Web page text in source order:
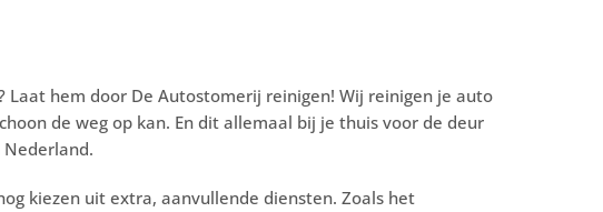
Laat hem door De Autostomerij reinigen! Wij reinigen je auto
de weg op kan. En dit allemaal bij je thuis voor de deur
kiezen uit extra, aanvullende diensten. Zoals het